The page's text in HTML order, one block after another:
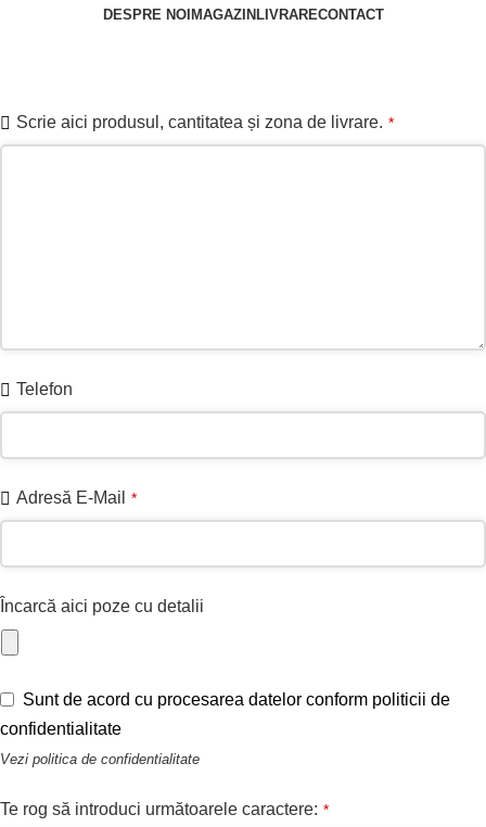
DESPRE NOI MAGAZIN LIVRARECONTACT
Scrie aici produsul, cantitatea și zona de livrare. *
Company
Name *
Telefon
Adresă E-Mail *
Încarcă aici poze cu detalii
Sunt de acord cu procesarea datelor conform politicii de
confidentialitate
Vezi politica de confidentialitate
Te rog să introduci următoarele caractere: *